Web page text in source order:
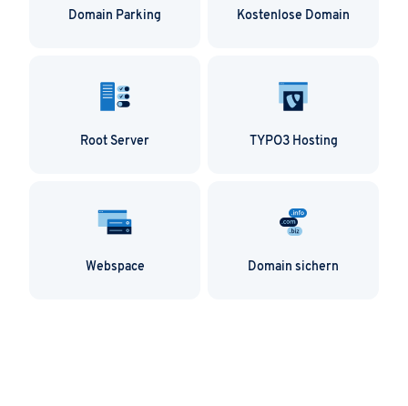
Selbstverständlich können Sie auch selbst noch
Sie geeignete Domain finden.
Domain Parking Kostenlose Domain
Root Server TYPO3 Hosting
Webspace Domain sichern